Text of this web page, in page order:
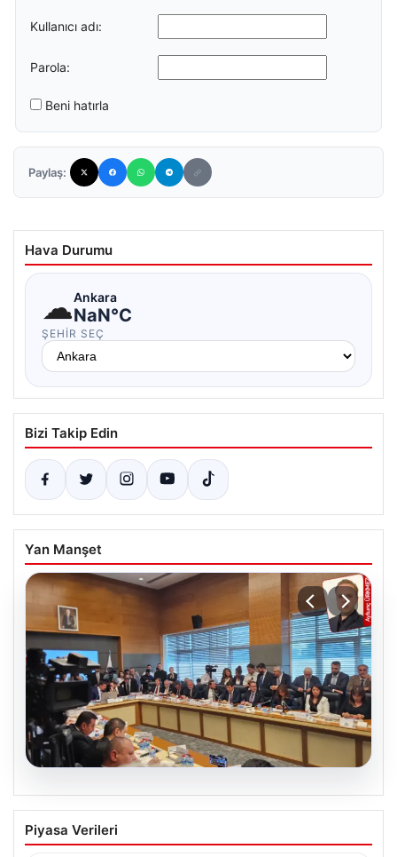
Kullanıcı adı:
Parola:
Beni hatırla
Paylaş:
Hava Durumu
☁Ankara
NaN°C
ŞEHIR SEÇ
Bizi Takip Edin
Yan Manşet
07.08.2026
TBMM Adalet Komisyonu’nda çerçeve
yasa görüşmesi tartışmalarla başladı
Piyasa Verileri